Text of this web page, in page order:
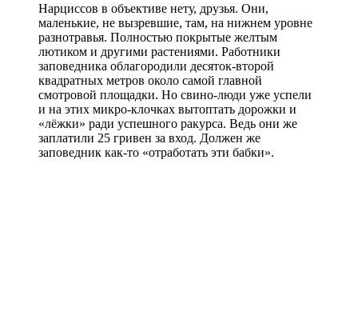
Нарциссов в объективе нету, друзья. Они,
маленькие, не вызревшие, там, на нижнем уровне
разнотравья. Полностью покрытые желтым
лютиком и другими растениями. Работники
заповедника облагородили десяток-второй
квадратных метров около самой главной
смотровой площадки. Но свино-люди уже успели
и на этих микро-клочках вытоптать дорожки и
«лёжки» ради успешного ракурса. Ведь они же
заплатили 25 гривен за вход. Должен же
заповедник как-то «отработать эти бабки».